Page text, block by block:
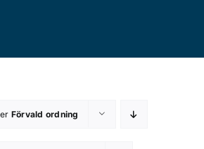
Förvald ordning